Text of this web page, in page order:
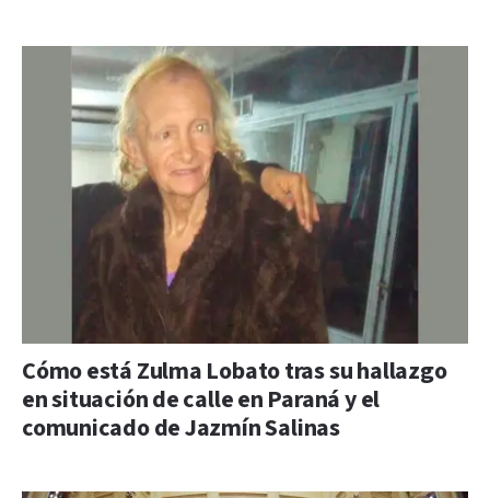
Cómo está Zulma Lobato tras su hallazgo
en situación de calle en Paraná y el
comunicado de Jazmín Salinas